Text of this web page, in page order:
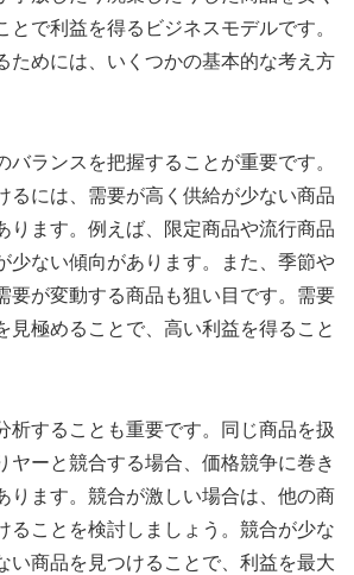
とで利益を得るビジネスモデルです。
ためには、いくつかの基本的な考え方
バランスを把握することが重要です。
るには、需要が高く供給が少ない商品
ります。例えば、限定商品や流行商品
少ない傾向があります。また、季節や
要が変動する商品も狙い目です。需要
見極めることで、高い利益を得ること
析することも重要です。同じ商品を扱
ヤーと競合する場合、価格競争に巻き
ります。競合が激しい場合は、他の商
ることを検討しましょう。競合が少な
い商品を見つけることで、利益を最大